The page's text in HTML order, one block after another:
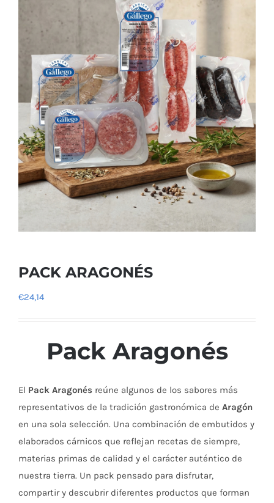
PACK ARAGONÉS
€24,14
Pack Aragonés
El Pack Aragonés reúne algunos de los sabores más
representativos de la tradición gastronómica de Aragón
en una sola selección. Una combinación de embutidos y
elaborados cárnicos que reflejan recetas de siempre,
materias primas de calidad y el carácter auténtico de
nuestra tierra. Un pack pensado para disfrutar,
compartir y descubrir diferentes productos que forman